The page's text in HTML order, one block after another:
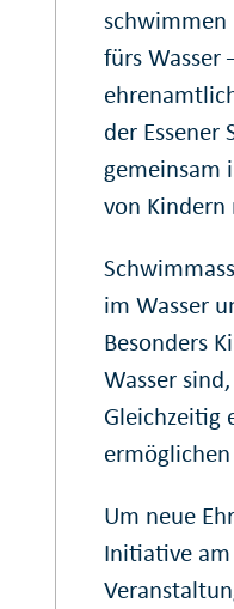
fürs Wasser
der Essener
gemeinsam
von Kindern
im Wasser
Besonders
Wasser
Gleichzeitig
Um neue
Initiative